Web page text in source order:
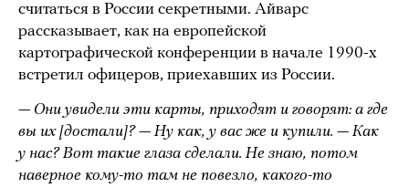
считаться в России секретными. Айварс
рассказывает, как на европейской
картографической конференции в начале 1990-х
встретил офицеров, приехавших из России.
— Они увидели эти карты, приходят и говорят: а где
вы их [достали]? — Ну как, у вас же и купили. — Как
у нас? Вот такие глаза сделали. Не знаю, потом
наверное кому-то там не повезло, какого-то